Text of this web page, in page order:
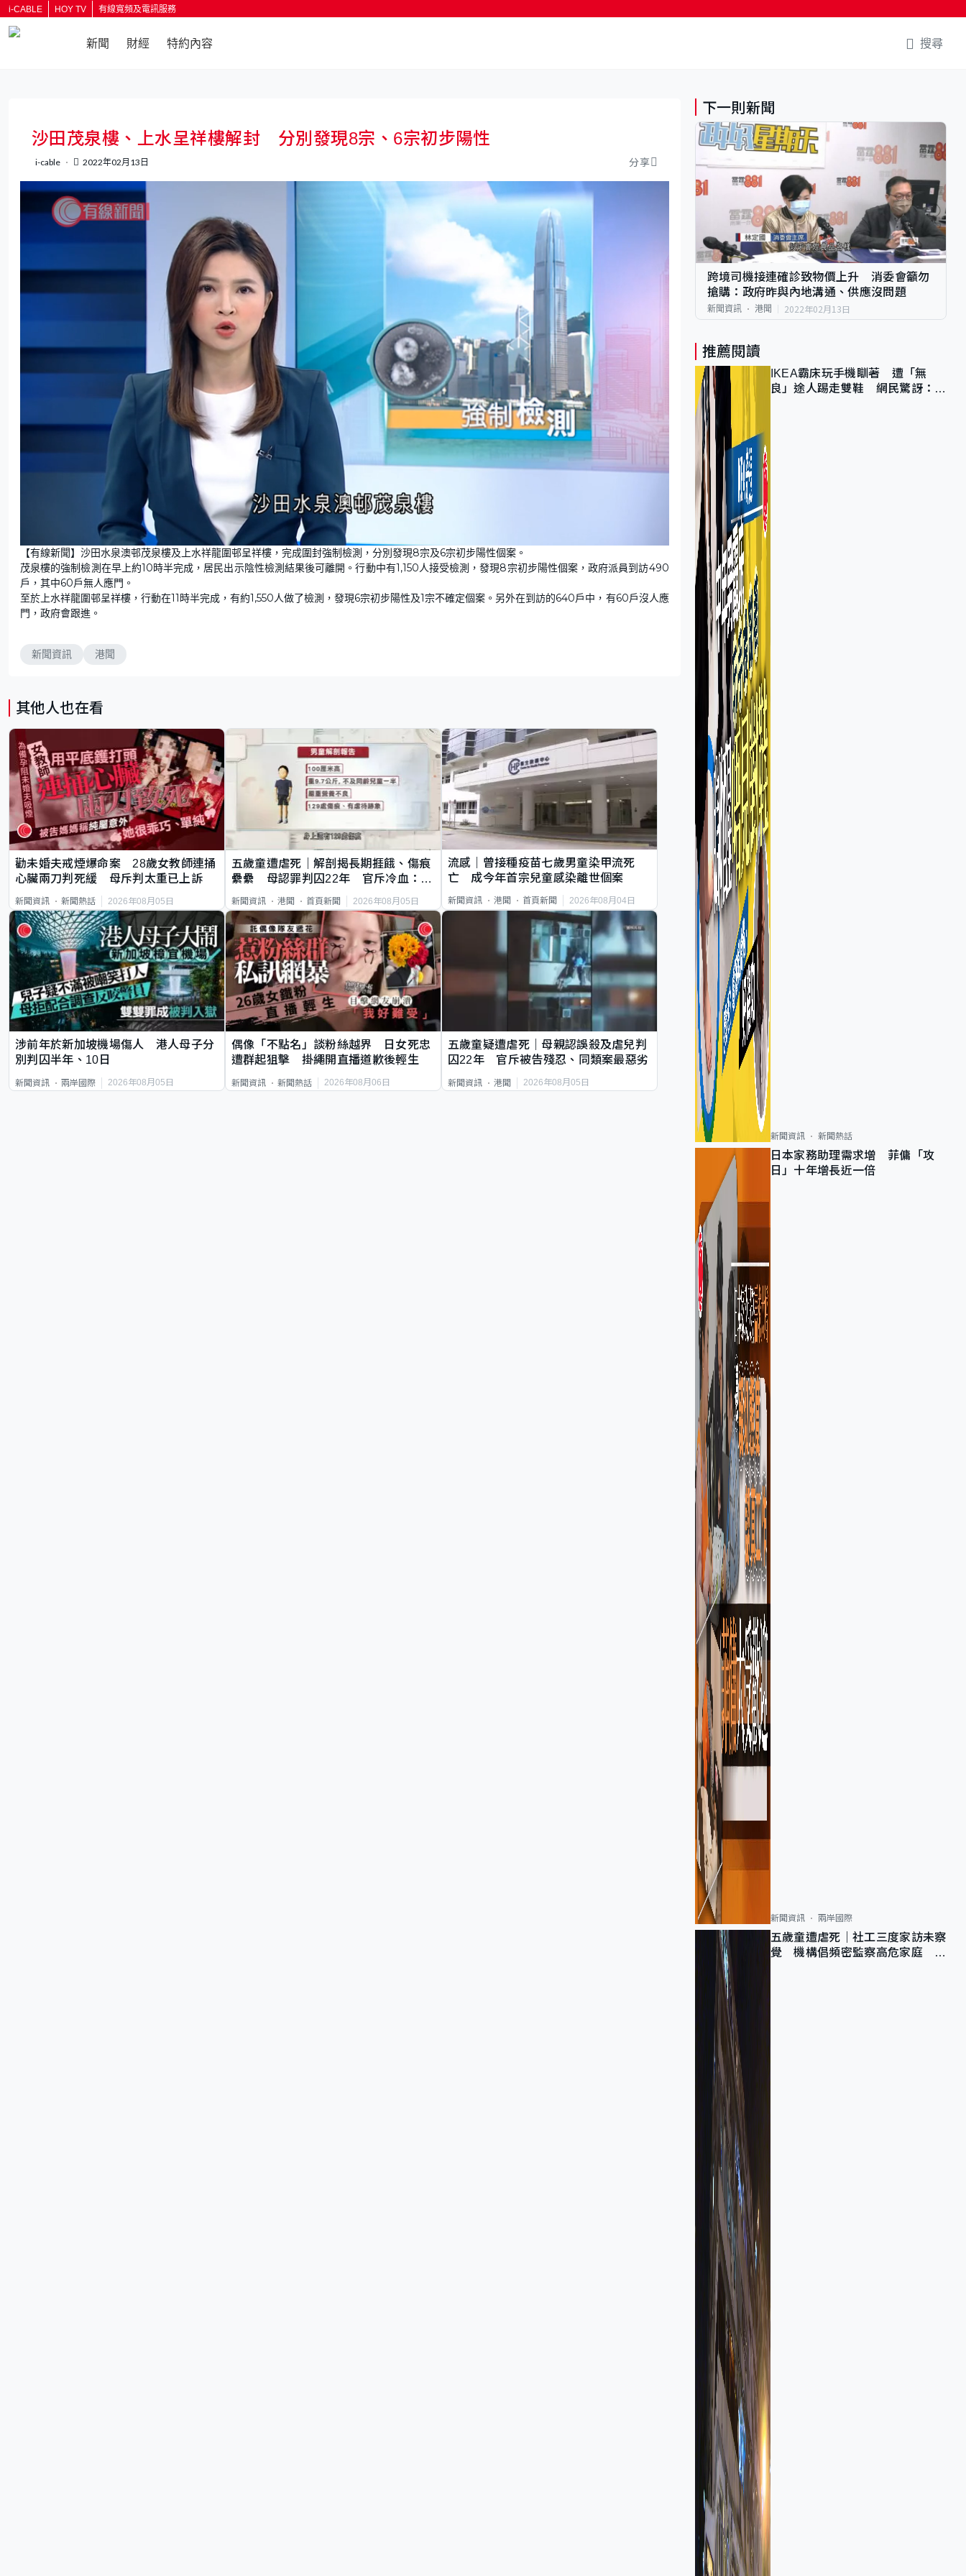
i-CABLE HOY TV 有線寬頻及電訊服務
新聞 財經 特約內容 搜尋
沙田茂泉樓、上水呈祥樓解封 分別發現8宗、6宗初步陽性
i-cable 2022年02月13日 分享
n
m
u
t
e
o
a
d
e
d
4
.
【有線新聞】沙田水泉澳邨茂泉樓及上水祥龍圍邨呈祥樓，完成圍封強制檢測，分別發現8宗及6宗初步陽性個案。
茂泉樓的強制檢測在早上約10時半完成，居民出示陰性檢測結果後可離開。行動中有1,150人接受檢測，發現8宗初步陽性個案，政府派員到訪490
戶，其中60戶無人應門。
至於上水祥龍圍邨呈祥樓，行動在11時半完成，有約1,550人做了檢測，發現6宗初步陽性及1宗不確定個案。另外在到訪的640戶中，有60戶沒人應
門，政府會跟進。
新聞資訊 港聞
其他人也在看
勸未婚夫戒煙爆命案 28歲女教師連捅
心臟兩刀判死緩 母斥判太重已上訴
新聞資訊 新聞熱話 2026年08月05日
五歲童遭虐死｜解剖揭長期捱餓、傷痕
纍纍 母認罪判囚22年 官斥冷血：同
類案最惡劣
新聞資訊 港聞 首頁新聞 2026年08月05日
流感｜曾接種疫苗七歲男童染甲流死
亡 成今年首宗兒童感染離世個案
新聞資訊 港聞 首頁新聞 2026年08月04日
涉前年於新加坡機場傷人 港人母子分
別判囚半年、10日
新聞資訊 兩岸國際 2026年08月05日
偶像「不點名」談粉絲越界 日女死忠
遭群起狙擊 掛繩開直播道歉後輕生
新聞資訊 新聞熱話 2026年08月06日
五歲童疑遭虐死｜母親認誤殺及虐兒判
囚22年 官斥被告殘忍、同類案最惡劣
新聞資訊 港聞 2026年08月05日
下一則新聞
跨境司機接連確診致物價上升 消委會籲勿
搶購：政府昨與內地溝通、供應沒問題
新聞資訊 港聞 2022年02月13日
推薦閱讀
IKEA霸床玩手機瞓著 遭「無
良」途人踢走雙鞋 網民驚訝：冇
新聞資訊 新聞熱話
日本家務助理需求增 菲傭「攻
日」十年增長近一倍
新聞資訊 兩岸國際
五歲童遭虐死｜社工三度家訪未察
覺 機構倡頻密監察高危家庭 管